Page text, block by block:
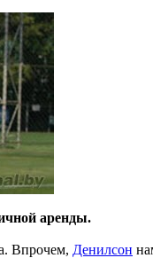
аренды.
Впрочем, Денилсон